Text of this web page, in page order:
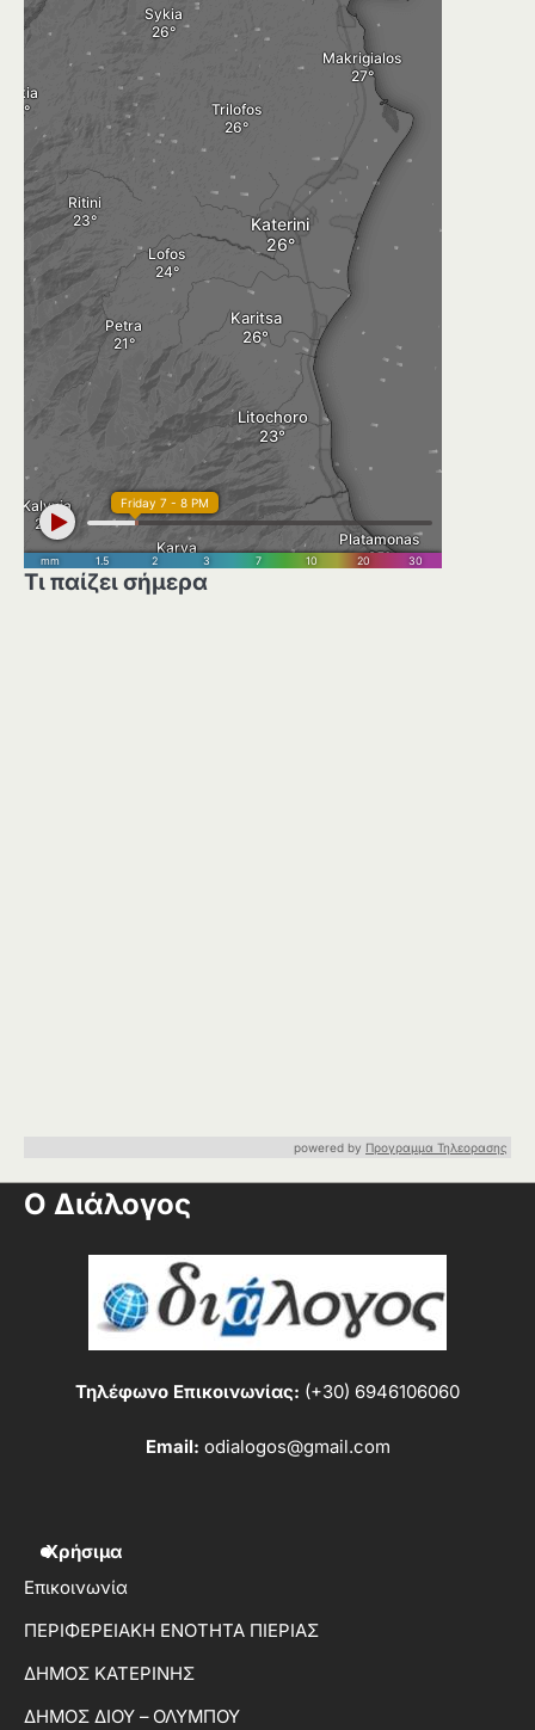
Τι παίζει σήμερα
powered by Προγραμμα Τηλεορασης
Ο Διάλογος
Τηλέφωνο Επικοινωνίας: (+30) 6946106060
Email: odialogos@gmail.com
Χρήσιμα
Επικοινωνία
ΠΕΡΙΦΕΡΕΙΑΚΗ ΕΝΟΤΗΤΑ ΠΙΕΡΙΑΣ
ΔΗΜΟΣ ΚΑΤΕΡΙΝΗΣ
ΔΗΜΟΣ ΔΙΟΥ – ΟΛΥΜΠΟΥ